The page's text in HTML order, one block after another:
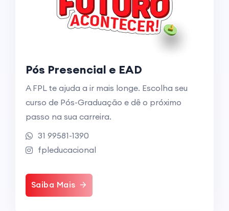
Pós Presencial e EAD
A FPL te ajuda a ir mais longe. Escolha seu
curso de Pós-Graduação e dê o próximo
passo na sua carreira.
31 99581-1390
fpleducacional
Saiba Mais